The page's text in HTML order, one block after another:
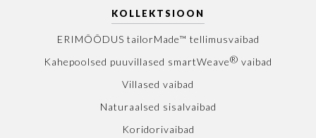
KOLLEKTSIOON
ERIMÕÕDUS tailorMade™ tellimusvaibad
Kahepoolsed puuvillased smartWeave® vaibad
Villased vaibad
Naturaalsed sisalvaibad
Koridorivaibad